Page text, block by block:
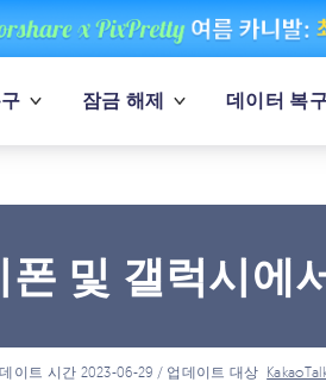
잠금 해제 데이터 복
폰 및 갤럭시에
이트 시간 2023-06-29 / 업데이트 대상